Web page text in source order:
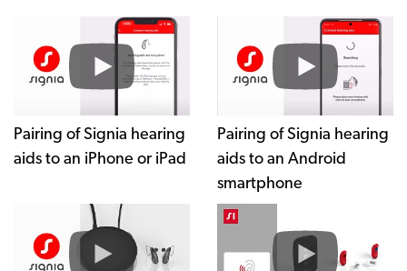
Pairing of Signia hearing
aids to an iPhone or iPad
Pairing of Signia hearing
aids to an Android
smartphone